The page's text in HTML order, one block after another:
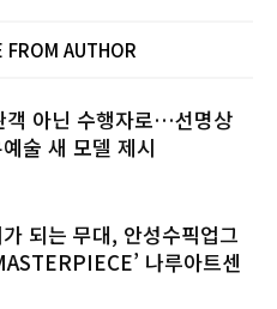
FROM AUTHOR
객 아닌 수행자로…선명상
술 새 모델 제시
되는 무대, 안성수픽업그
나루아트센